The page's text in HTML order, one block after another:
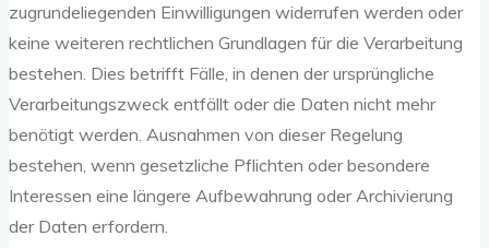
zugrundeliegenden Einwilligungen widerrufen werden oder
keine weiteren rechtlichen Grundlagen für die Verarbeitung
bestehen. Dies betrifft Fälle, in denen der ursprüngliche
Verarbeitungszweck entfällt oder die Daten nicht mehr
benötigt werden. Ausnahmen von dieser Regelung
bestehen, wenn gesetzliche Pflichten oder besondere
Interessen eine längere Aufbewahrung oder Archivierung
der Daten erfordern.